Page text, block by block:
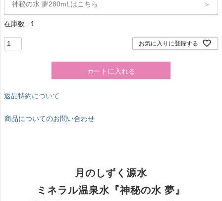
神秘の水 夢280mLはこちら ＞
在庫数 1
お気に入りに登録する
カートに入れる
返品特約について
商品についてのお問い合わせ
月のしずく源水
ミネラル温泉水『神秘の水 夢』